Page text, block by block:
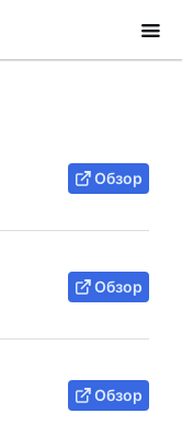
Обзор
Обзор
Обзор